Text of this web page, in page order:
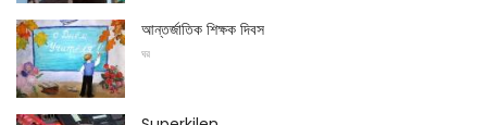
আন্তর্জাতিক শিক্ষক দিবস
ঘর